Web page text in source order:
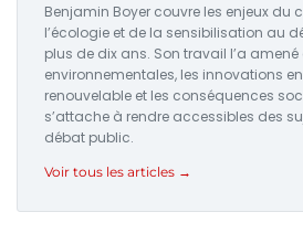
Benjamin Boyer couvre les enjeux
l’écologie et de la sensibilisation au
plus de dix ans. Son travail l’a
environnementales, les innovations
renouvelable et les conséquences
s’attache à rendre accessibles des
débat public.
Voir tous les articles →